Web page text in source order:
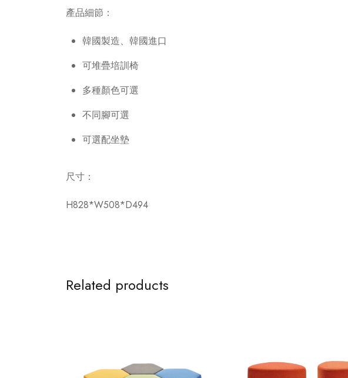
產品細節：
韓國製造、韓國進口
可堆疊培訓椅
多種顏色可選
不同腳可選
可選配坐墊
尺寸：
H828*W508*D494
Related products